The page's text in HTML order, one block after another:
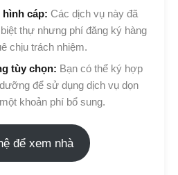
hình cáp: Các dịch vụ này đã
thự nhưng phí đăng ký hàng
chịu trách nhiệm.
tùy chọn: Bạn có thể ký hợp
để sử dụng dịch vụ dọn
khoản phí bổ sung.
để xem nhà